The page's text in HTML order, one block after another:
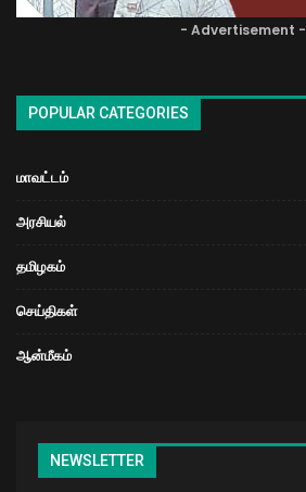
- Advertisement -
POPULAR CATEGORIES
மாவட்டம்
அரசியல்
தமிழகம்
செய்திகள்
ஆன்மீகம்
NEWSLETTER